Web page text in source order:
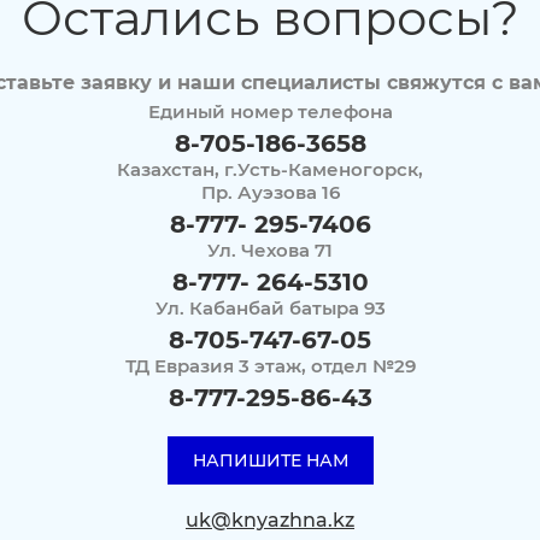
Остались вопросы?
заявку и наши специалисты свяжутся с
Единый номер телефона
8-705-186-3658
Казахстан, г.Усть-Каменогорск,
Пр. Ауэзова 16
8-777- 295-7406
Ул. Чехова 71
8-777- 264-5310
Ул. Кабанбай батыра 93
8-705-747-67-05
ТД Евразия 3 этаж, отдел №29
8-777-295-86-43
НАПИШИТЕ НАМ
uk@knyazhna.kz